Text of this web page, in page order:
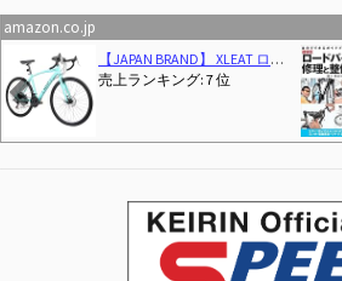
amazon.co.jp
ロードバイク一人旅入門 (エイムック 4541 BiCYCLE CLUB別冊)
売上ランキング: 342 位
Previous